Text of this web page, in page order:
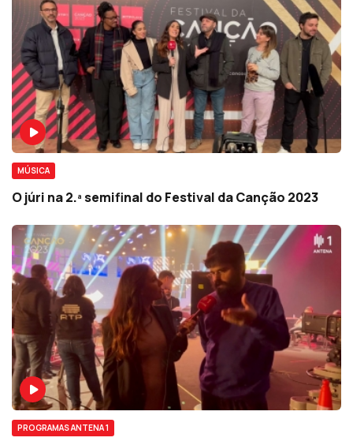
MÚSICA
O júri na 2.ª semifinal do Festival da Canção 2023
PROGRAMAS ANTENA 1